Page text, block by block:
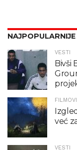
VESTI
Bivši
već
VESTI